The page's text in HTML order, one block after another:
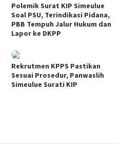
Polemik Surat KIP Simeulue
Soal PSU, Terindikasi Pidana,
PBB Tempuh Jalur Hukum dan
Lapor ke DKPP
Rekrutmen KPPS Pastikan
Sesuai Prosedur, Panwaslih
Simeulue Surati KIP